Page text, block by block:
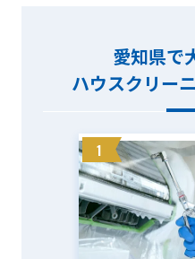
愛知県で
ハウスクリー
1